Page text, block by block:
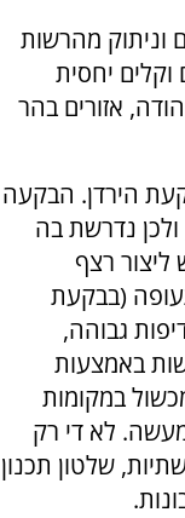
וניתוק מהרשות
וקלים יחסית
אזורים בהר
הירדן. הבקעה
נדרשת בה
ליצור רצף
(בבקעת
גבוהה,
באמצעות
במקומות
לא די רק
שלטון תכנון